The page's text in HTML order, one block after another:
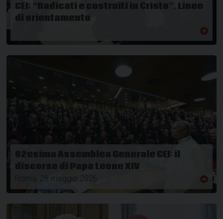
CEI: “Radicati e costruiti in Cristo”. Linee
di orientamento
82esima Assemblea Generale CEI: il
discorso di Papa Leone XIV
Roma, 28 maggio 2026